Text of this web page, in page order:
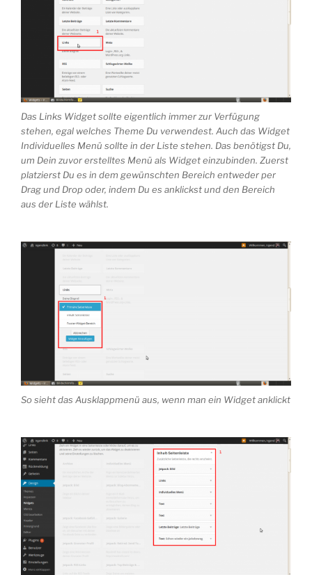
Das Links Widget sollte eigentlich immer zur Verfügung
stehen, egal welches Theme Du verwendest. Auch das Widget
Individuelles Menü sollte in der Liste stehen. Das benötigst Du,
um Dein zuvor erstelltes Menü als Widget einzubinden. Zuerst
platzierst Du es in dem gewünschten Bereich entweder per
Drag und Drop oder, indem Du es anklickst und den Bereich
aus der Liste wählst.
So sieht das Ausklappmenü aus, wenn man ein Widget anklickt